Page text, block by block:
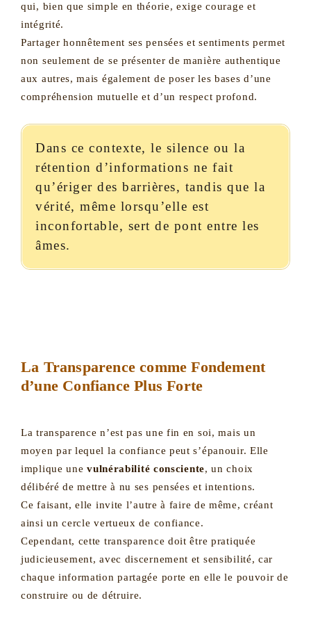
qui, bien que simple en théorie, exige courage et
intégrité.
Partager honnêtement ses pensées et sentiments permet
non seulement de se présenter de manière authentique
aux autres, mais également de poser les bases d’une
compréhension mutuelle et d’un respect profond.
Dans ce contexte, le silence ou la
rétention d’informations ne fait
qu’ériger des barrières, tandis que la
vérité, même lorsqu’elle est
inconfortable, sert de pont entre les
âmes.
La Transparence comme Fondement
d’une Confiance Plus Forte
La transparence n’est pas une fin en soi, mais un
moyen par lequel la confiance peut s’épanouir. Elle
implique unevulnérabilité consciente, un choix
délibéré de mettre à nu ses pensées et intentions.
Ce faisant, elle invite l’autre à faire de même, créant
ainsi un cercle vertueux de confiance.
Cependant, cette transparence doit être pratiquée
judicieusement, avec discernement et sensibilité, car
chaque information partagée porte en elle le pouvoir de
construire ou de détruire.